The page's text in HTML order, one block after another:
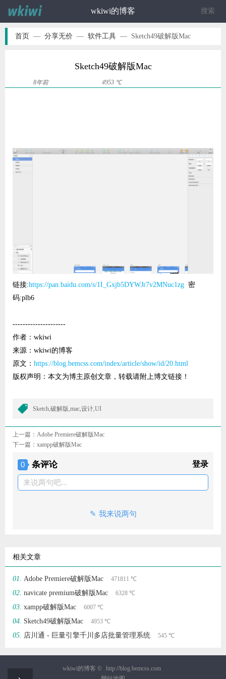
wkiwi的博客 ဆ
首页 — 分享无价 — 软件工具 — Sketch49破解版Mac
Sketch49破解版Mac
8年前 4953 ℃
链接:https://pan.baidu.com/s/1I_Gxjb5DYWJr7v2MNuc1zg 密
码:plb6
---------------------
作者：wkiwi
来源：wkiwi的博客
原文： https://blog.bemcss.com/index/article/show/id/20.html
版权声明：本文为博主原创文章，转载请附上博文链接！
Sketch,破解版,mac,设计,UI
上一篇： Adobe Premiere破解版Mac
下一篇： xampp破解版Mac
0 条评论 登录
来说两句吧...
我来说两句
相关文章
Adobe Premiere破解版Mac 471811 ℃
navicate premium破解版Mac 6328 ℃
xampp破解版Mac 6007 ℃
Sketch49破解版Mac 4953 ℃
店川通 - 巨量引擎千川多店批量管理系统 545 ℃
wkiwi的博客 © http://blog.bemcss.com